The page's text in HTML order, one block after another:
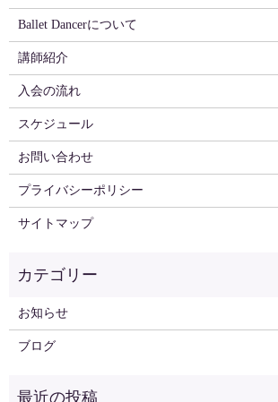
Ballet Dancerについて
講師紹介
入会の流れ
スケジュール
お問い合わせ
プライバシーポリシー
サイトマップ
お知らせ
ブログ